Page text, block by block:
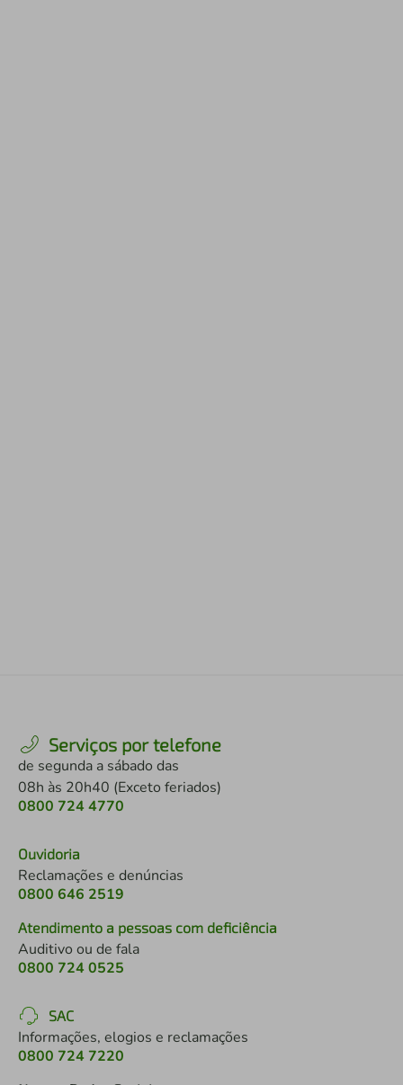
Serviços por telefone
de segunda a sábado das
08h às 20h40 (Exceto feriados)
0800 724 4770
Ouvidoria
Reclamações e denúncias
0800 646 2519
Atendimento a pessoas com deficiência
Auditivo ou de fala
0800 724 0525
SAC
Informações, elogios e reclamações
0800 724 7220